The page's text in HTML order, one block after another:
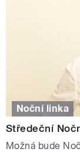
Noční linka
Středeční
Možná bude